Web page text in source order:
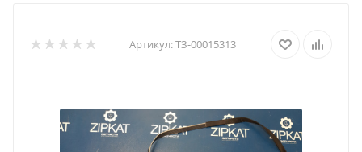
Артикул:ТЗ-00015313